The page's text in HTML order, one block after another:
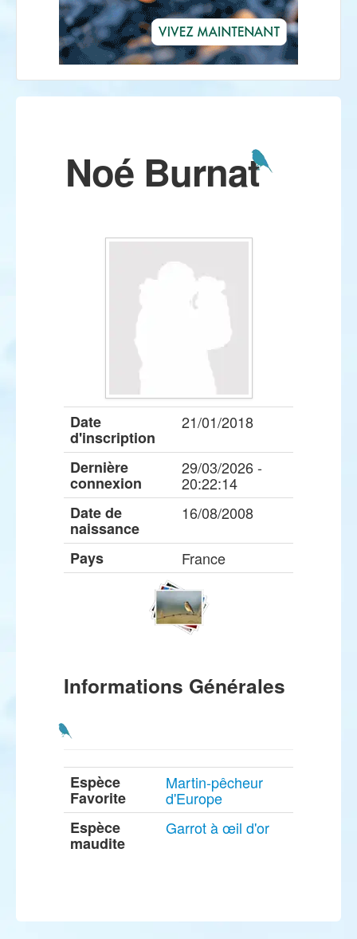
Noé Burnat
Date
d'inscription
21/01/2018
Dernière
connexion
29/03/2026 -
20:22:14
Date de
naissance
16/08/2008
Pays France
Informations Générales
Espèce
Favorite
Martin-pêcheur
d'Europe
Espèce
maudite
Garrot à œil d'or